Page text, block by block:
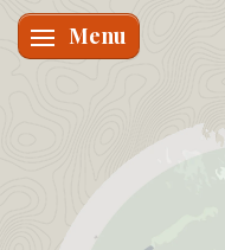
Skifte navigation
Menu